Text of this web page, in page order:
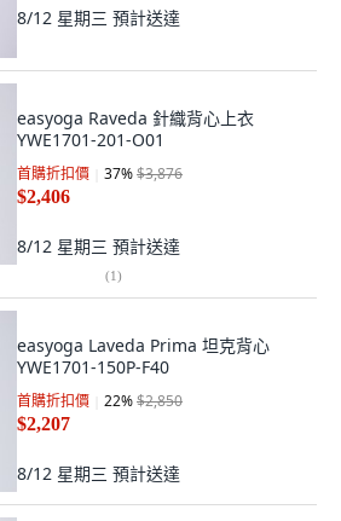
8/12 星期三 預計送達
easyoga Raveda 針織背心上衣
YWE1701-201-O01
首購折扣價 37%$3,876
$2,406
8/12 星期三 預計送達
(1)
easyoga Laveda Prima 坦克背心
YWE1701-150P-F40
首購折扣價 22%$2,850
$2,207
8/12 星期三 預計送達